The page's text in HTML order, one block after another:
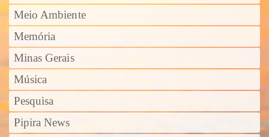
Meio Ambiente
Memória
Minas Gerais
Música
Pesquisa
Pipira News